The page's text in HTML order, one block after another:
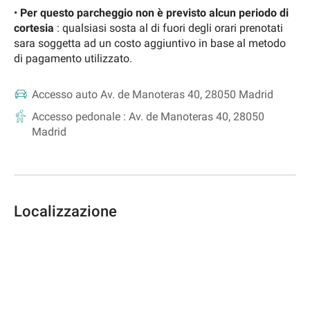
• Per questo parcheggio non è previsto alcun periodo di
cortesia : qualsiasi sosta al di fuori degli orari prenotati
sara soggetta ad un costo aggiuntivo in base al metodo
di pagamento utilizzato.
Accesso auto Av. de Manoteras 40, 28050 Madrid
Accesso pedonale : Av. de Manoteras 40, 28050
Madrid
Localizzazione